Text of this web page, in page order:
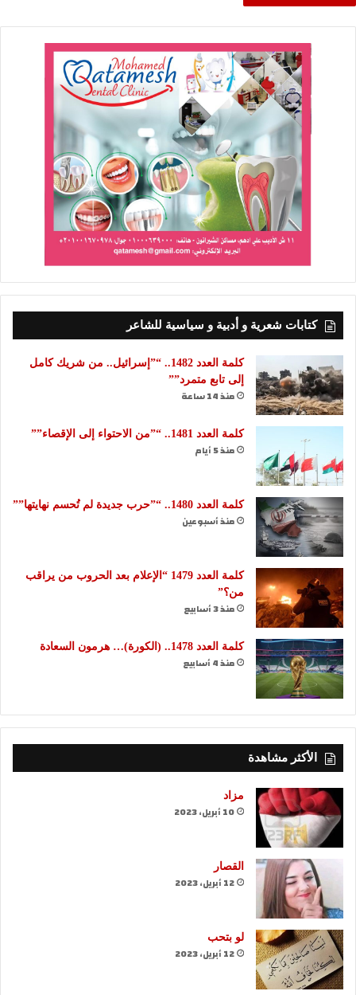
كتابات شعرية و أدبية و سياسية للشاعر
كلمة العدد 1482.. “”إسرائيل.. من شريك كامل
إلى تابع متمرد””
منذ 14 ساعة
كلمة العدد 1481.. “”من الاحتواء إلى الإقصاء””
منذ 5 أيام
كلمة العدد 1480.. “”حرب جديدة لم تُحسم نهايتها””
منذ أسبوعين
كلمة العدد 1479 “الإعلام بعد الحروب من يراقب
من؟”
منذ 3 أسابيع
كلمة العدد 1478.. (الكورة)… هرمون السعادة
منذ 4 أسابيع
الأكثر مشاهدة
مزاد
10 أبريل، 2023
القصار
12 أبريل، 2023
لو بتحب
12 أبريل، 2023